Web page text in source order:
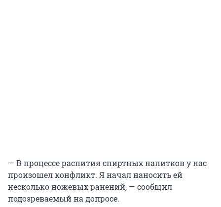
— В процессе распития спиртных напитков у нас
произошел конфликт. Я начал наносить ей
несколько ножевых ранений, — сообщил
подозреваемый на допросе.